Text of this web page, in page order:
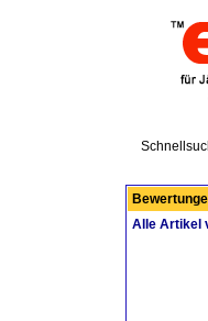
Alle Artikel